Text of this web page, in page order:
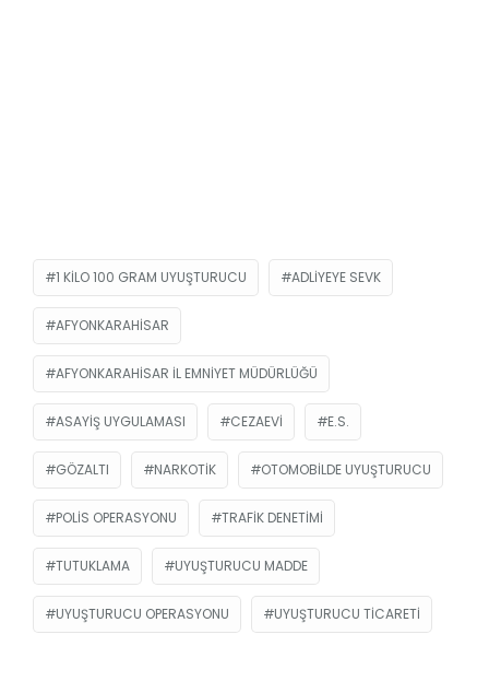
1 KILO 100 GRAM UYUŞTURUCU ADLIYEYE SEVK
AFYONKARAHISAR
AFYONKARAHISAR İL EMNIYET MÜDÜRLÜĞÜ
ASAYIŞ UYGULAMASI CEZAEVI E.S.
GÖZALTI NARKOTIK OTOMOBILDE UYUŞTURUCU
POLIS OPERASYONU TRAFIK DENETIMI
TUTUKLAMA UYUŞTURUCU MADDE
UYUŞTURUCU OPERASYONU UYUŞTURUCU TICARETI